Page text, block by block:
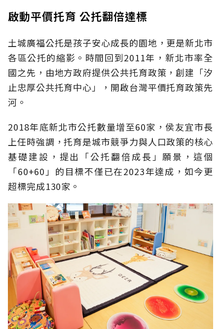
啟動平價托育 公托翻倍達標
土城廣福公托是孩子安心成長的園地，更是新北市
各區公托的縮影。時間回到2011年，新北市率全
國之先，由地方政府提供公共托育政策，創建「汐
止忠厚公共托育中心」，開啟台灣平價托育政策先
河。
2018年底新北市公托數量增至60家，侯友宜市長
上任時強調，托育是城市競爭力與人口政策的核心
基礎建設，提出「公托翻倍成長」願景，這個
「60+60」的目標不僅已在2023年達成，如今更
超標完成130家。